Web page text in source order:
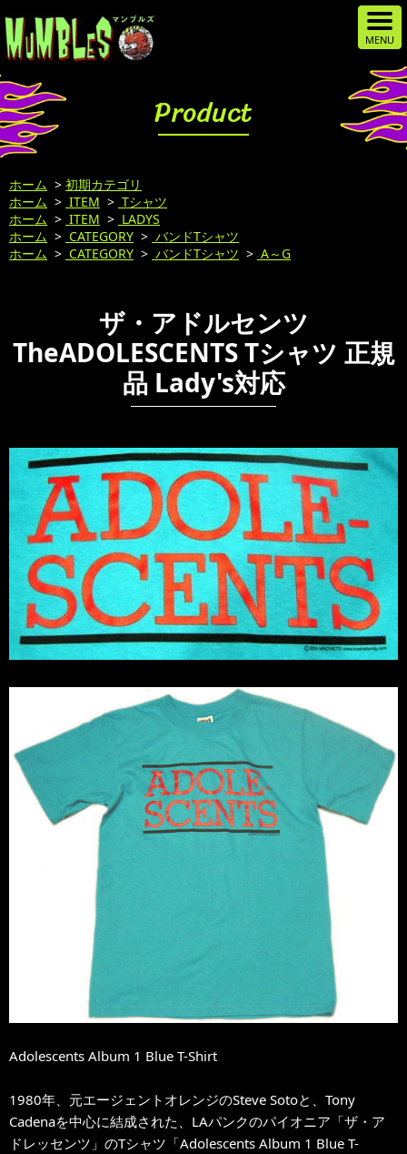
Product
ホーム > 初期カテゴリ
ホーム > ITEM > Tシャツ
ホーム > ITEM > LADYS
ホーム > CATEGORY > バンドTシャツ
ホーム > CATEGORY > バンドTシャツ > A～G
ザ・アドルセンツ
TheADOLESCENTS Tシャツ 正規
品 Lady's対応
Adolescents Album 1 Blue T-Shirt
1980年、元エージェントオレンジのSteve Sotoと、Tony
Cadenaを中心に結成された、LAパンクのパイオニア「ザ・ア
ドレッセンツ」のTシャツ「Adolescents Album 1 Blue T-